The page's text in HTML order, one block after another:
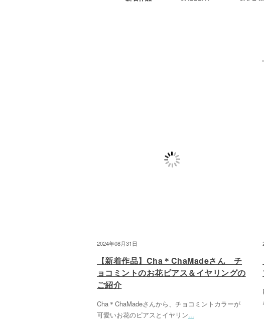
2024年08月31日
【新着作品】Cha＊ChaMadeさん チ
ョコミントのお花ピアス＆イヤリングの
ご紹介
Cha＊ChaMadeさんから、チョコミントカラーが
可愛いお花のピアスとイヤリン...